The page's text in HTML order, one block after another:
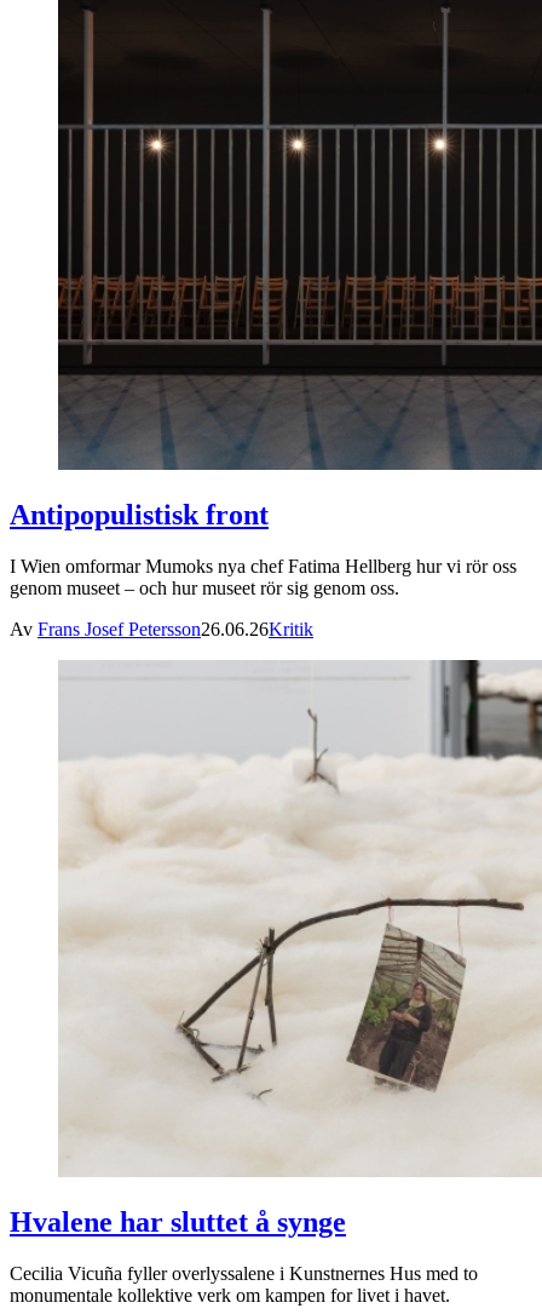
Antipopulistisk front
I Wien omformar Mumoks nya chef Fatima Hellberg hur vi rör oss
genom museet – och hur museet rör sig genom oss.
Av Frans Josef Petersson26.06.26Kritik
Hvalene har sluttet å synge
Cecilia Vicuña fyller overlyssalene i Kunstnernes Hus med to
monumentale kollektive verk om kampen for livet i havet.